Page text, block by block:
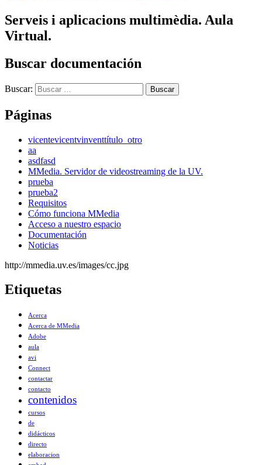
Serveis i aplicacions multimèdia. Aula
Virtual.
Buscar documentación
Buscar:
Páginas
vicentevicentvinventtítulo_otro
aa
asdfasd
MMedia. Servidor de videostreaming de la UV.
prueba
prueba2
Requisitos
Cómo funciona MMedia
Acceso a nuestro espacio
Documentación
Noticias
http://mmedia.uv.es/images/cc.jpg
Etiquetas
Acerca
Acerca de MMedia
Adobe
aula
avi
Connect
contactar
contacto
contenidos
cursos
de
didácticos
directo
elaboracion